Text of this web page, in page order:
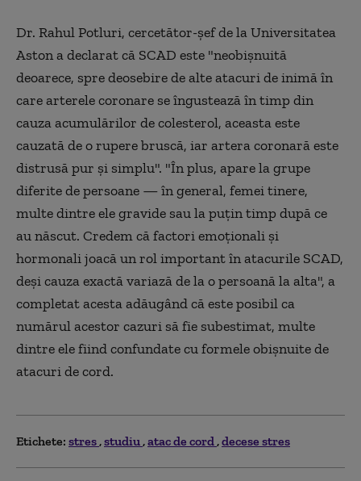
Dr. Rahul Potluri, cercetător-șef de la Universitatea
Aston a declarat că SCAD este "neobișnuită
deoarece, spre deosebire de alte atacuri de inimă în
care arterele coronare se îngustează în timp din
cauza acumulărilor de colesterol, aceasta este
cauzată de o rupere bruscă, iar artera coronară este
distrusă pur și simplu". "În plus, apare la grupe
diferite de persoane — în general, femei tinere,
multe dintre ele gravide sau la puțin timp după ce
au născut. Credem că factori emoționali și
hormonali joacă un rol important în atacurile SCAD,
deși cauza exactă variază de la o persoană la alta", a
completat acesta adăugând că este posibil ca
numărul acestor cazuri să fie subestimat, multe
dintre ele fiind confundate cu formele obișnuite de
atacuri de cord.
Etichete: stres studiu atac de cord decese stres